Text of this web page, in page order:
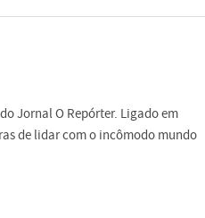
Jornal O Repórter. Ligado em
de lidar com o incômodo mundo